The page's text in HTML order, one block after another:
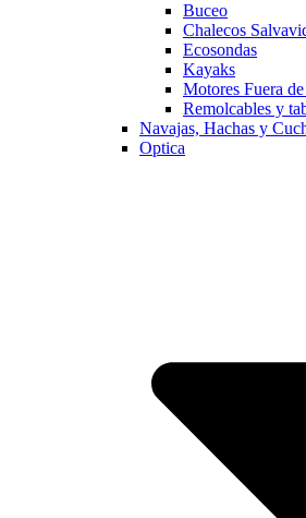
Buceo
Chalecos
Ecosondas
Kayaks
Motores Fuera
Remolcables y
Navajas, Hachas y
Optica